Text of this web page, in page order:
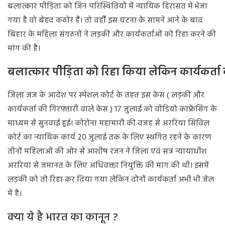
बलात्कार पीड़िता को जिन परिस्थितियों में न्यायिक हिरासत में भेजा
गया है वो बेहद कठोर हैं। तो वहीँ इस घटना के सामने आने के बाद
बिहार के महिला संगठनों ने लड़की और कार्यकर्ताओं को रिहा करने की
मांग की है।
बलात्कार पीड़िता को रिहा किया लेकिन कार्यकर्ता
जिला जज के आदेश पर स्पेशल कोर्ट के तहत इस केस ( लड़की और
कार्यकर्ता की गिरफ्तारी वाले केस ) 17 जुलाई को वीडियो कांफ्रेंसिंग के
माध्यम से सुनवाई हुई। कोरोना महामारी की वजह से अररिया सिविल
कोर्ट का न्यायिक कार्य 20 जुलाई तक के लिए स्थगित रहने के कारण
तीनों महिलाओं की ओर से आशीष रंजन ने जिला एवं सत्र न्यायाधीश
अररिया से जमानत के लिए अधिवक्ता नियुक्ति की मांग की थी। इसमें
लड़की को तो रिहा कर दिया गया लेकिन दोनों कार्यकर्ता अभी भी जेल
में है।
क्या ये है भारत का कानून ?